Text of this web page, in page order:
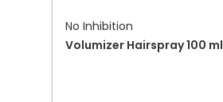
No Inhibition
Volumizer Hairspray 100 ml